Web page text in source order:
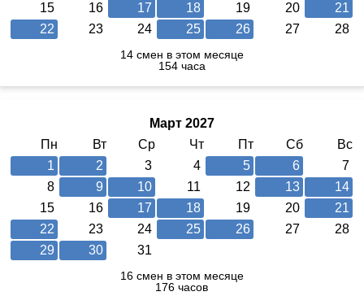
15
16 17 18 19 20
21
22
23 24 25 26 27 28
14 смен в этом месяце
154 часа
Март 2027
Пн
Вт Ср Чт Пт Сб
Вс
1
2 3 4 5 6
7
8
9 10 11 12 13
14
15
16 17 18 19 20
21
22
23 24 25 26 27
28
29
30 31
16 смен в этом месяце
176 часов